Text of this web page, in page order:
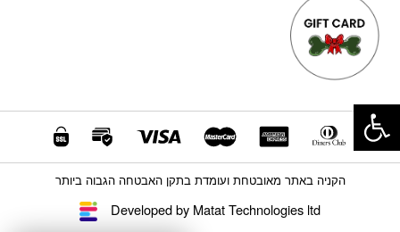
Developed by Matat Technologies ltd
הקניה באתר מאובטחת ועומדת בתקן האבטחה הגבוה ביותר
פתח סרגל נגישות